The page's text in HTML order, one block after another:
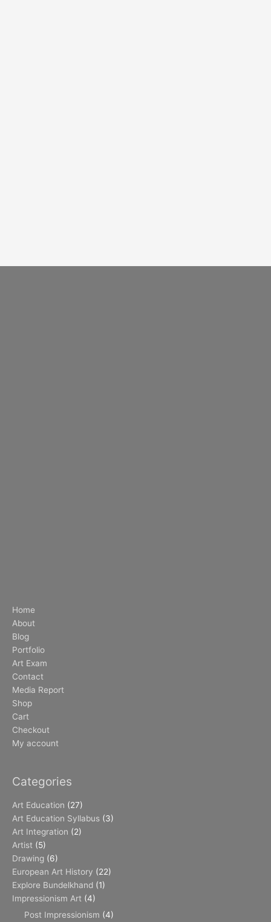
Home
About
Blog
Portfolio
Art Exam
Contact
Media Report
Shop
Cart
Checkout
My account
Categories
Art Education (27)
Art Education Syllabus (3)
Art Integration (2)
Artist (5)
Drawing (6)
European Art History (22)
Explore Bundelkhand (1)
Impressionism Art (4)
Post Impressionism (4)